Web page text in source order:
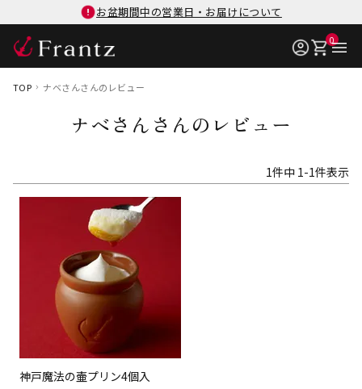
お盆期間中の営業日・お届けについて
0
TOP ナベさんさんのレビュー
ナベさんさんのレビュー
1件中 1-1件表示
神戸魔法の壷プリン4個入